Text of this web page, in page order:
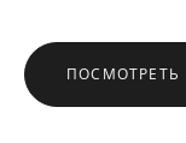
ПОСМОТРЕТЬ